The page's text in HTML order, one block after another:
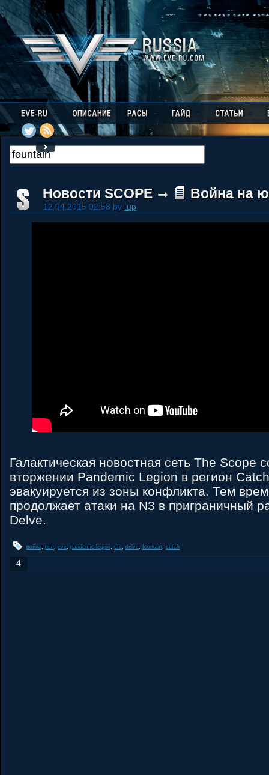
Новости SCOPE Война на
12.04.2015 02:58 by .up
Галактическая новостная сеть The Scope
вторжении Pandemic Legion в регион
эвакуируется из зоны конфликта. Тем
продолжает атаки на N3 в приграничный
Delve.
война, пвп, eve, pandemic legion, cfc, delve, fountain, catch
4